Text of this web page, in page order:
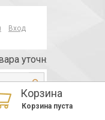
Вход
уточняйте у
Корзина
Корзина пуста